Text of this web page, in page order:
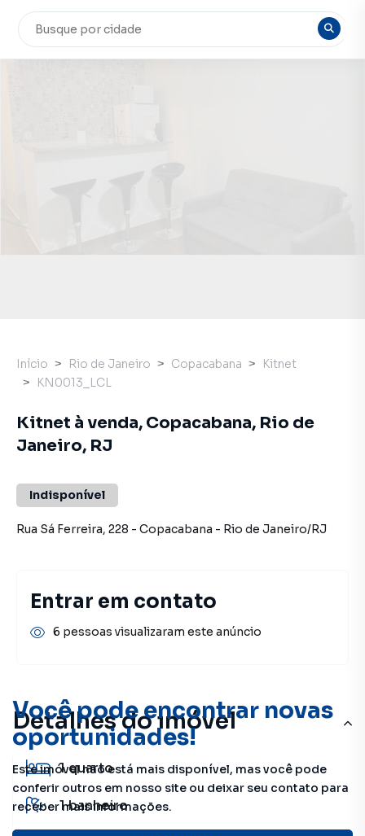
Você pode encontrar novas
oportunidades!
Este imóvel não está mais disponível, mas você pode
conferir outros em nosso site ou deixar seu contato para
receber mais informações.
Detalhes do imóvel
1 quarto
1banheiro
Início Rio de Janeiro Copacabana
Kitnet
KN0013_LCL
Kitnet à venda, Copacabana, Rio de
Janeiro, RJ
Indisponível
Rua Sá Ferreira, 228 - Copacabana - Rio de Janeiro/RJ
Entrar em contato
6 pessoas visualizaram este anúncio